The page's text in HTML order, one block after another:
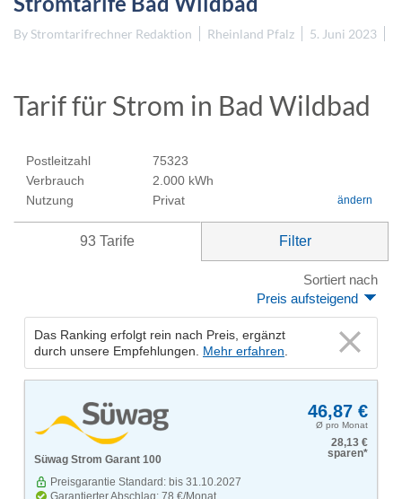
By Stromtarifrechner Redaktion Rheinland Pfalz 5. Juni 2023
Tarif für Strom in Bad Wildbad